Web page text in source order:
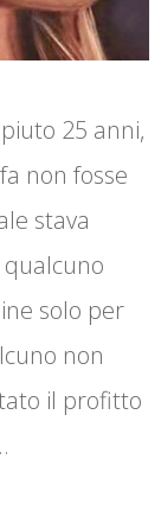
25 anni,
non fosse
stava
solo per
non
il profitto